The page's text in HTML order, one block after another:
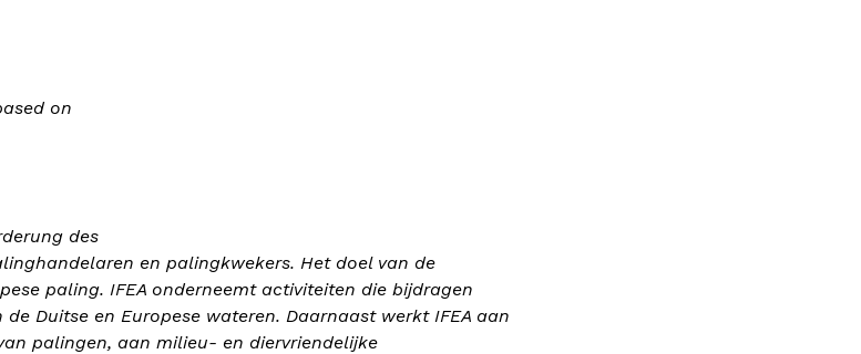
on
des
en palingkwekers. Het doel van de
paling. IFEA onderneemt activiteiten die bijdragen
Duitse en Europese wateren. Daarnaast werkt IFEA aan
palingen, aan milieu- en diervriendelijke